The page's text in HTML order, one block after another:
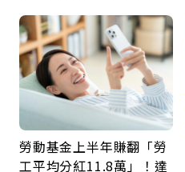
勞動基金上半年賺翻「勞
工平均分紅11.8萬」！達